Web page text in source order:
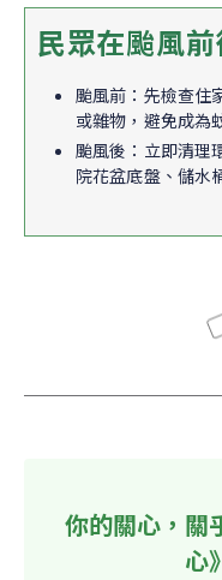
民眾在颱風
颱風前：先檢查住
或雜物，避免成為
颱風後：立即清理
院花盆底盤、儲水
你的關心，關
心